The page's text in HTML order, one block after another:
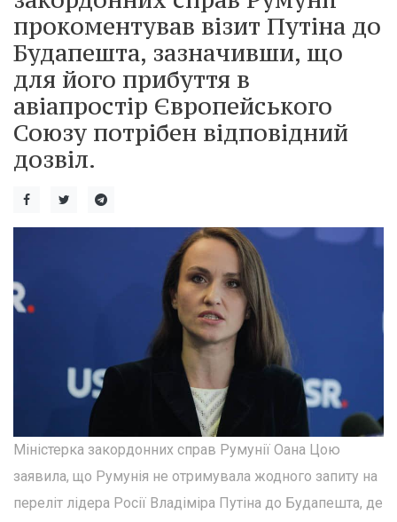
прокоментував візит Путіна до
Будапешта, зазначивши, що
для його прибуття в
авіапростір Європейського
Союзу потрібен відповідний
дозвіл.
Міністерка закордонних справ Румунії Оана Цою
заявила, що Румунія не отримувала жодного запиту на
переліт лідера Росії Владіміра Путіна до Будапешта, де